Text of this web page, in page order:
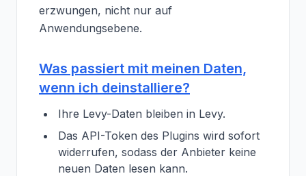
erzwungen, nicht nur auf
Anwendungsebene.
Was passiert mit meinen Daten,
wenn ich deinstalliere?
Ihre Levy-Daten bleiben in Levy.
Das API-Token des Plugins wird sofort
widerrufen, sodass der Anbieter keine
neuen Daten lesen kann.